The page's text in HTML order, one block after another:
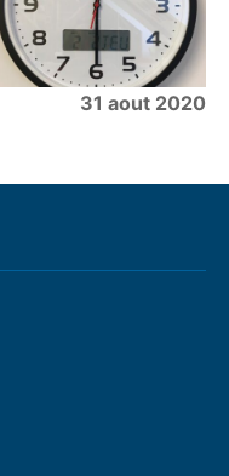
31 aout 2020